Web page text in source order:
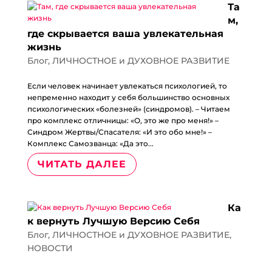
Та
м,
где скрывается ваша увлекательная
жизнь
Блог, ЛИЧНОСТНОЕ и ДУХОВНОЕ РАЗВИТИЕ
Если человек начинает увлекаться психологией, то
непременно находит у себя большинство основных
психологических «болезней» (синдромов). – Читаем
про комплекс отличницы: «О, это же про меня!» –
Синдром Жертвы/Спасателя: «И это обо мне!» –
Комплекс Самозванца: «Да это...
ЧИТАТЬ ДАЛЕЕ
Ка
к вернуть Лучшую Версию Себя
Блог, ЛИЧНОСТНОЕ и ДУХОВНОЕ РАЗВИТИЕ,
НОВОСТИ